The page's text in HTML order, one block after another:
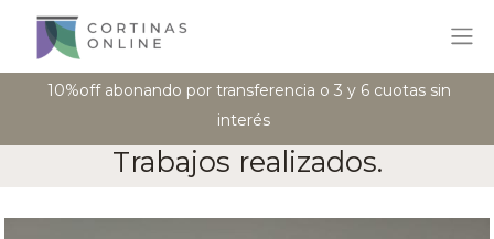
10%off abonando por transferencia o 3 y 6 cuotas sin
interés
Trabajos realizados.